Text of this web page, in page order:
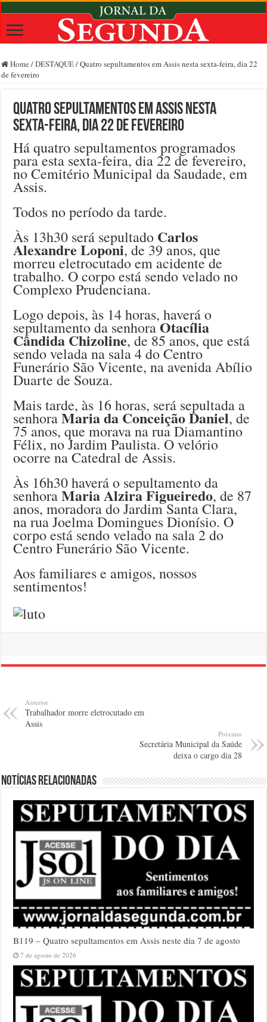
Home /DESTAQUE/Quatro sepultamentos em Assis nesta sexta-feira, dia 22
de fevereiro
Quatro sepultamentos em Assis nesta
sexta-feira, dia 22 de fevereiro
Há quatro sepultamentos programados
para esta sexta-feira, dia 22 de fevereiro,
no Cemitério Municipal da Saudade, em
Assis.
Todos no período da tarde.
Às 13h30 será sepultado Carlos
Alexandre Loponi, de 39 anos, que
morreu eletrocutado em acidente de
trabalho. O corpo está sendo velado no
Complexo Prudenciana.
Logo depois, às 14 horas, haverá o
sepultamento da senhoraOtacília
Cândida Chizoline, de 85 anos, que está
sendo velada na sala 4 do Centro
Funerário São Vicente, na avenida Abílio
Duarte de Souza.
Mais tarde, às 16 horas, será sepultada a
senhoraMaria da Conceição Daniel, de
75 anos, que morava na rua Diamantino
Félix, no Jardim Paulista. O velório
ocorre na Catedral de Assis.
Às 16h30 haverá o sepultamento da
senhoraMaria Alzira Figueiredo, de 87
anos, moradora do Jardim Santa Clara,
na rua Joelma Domingues Dionísio. O
corpo está sendo velado na sala 2 do
Centro Funerário São Vicente.
Aos familiares e amigos, nossos
sentimentos!
Anterior
Trabalhador morre eletrocutado em
Assis
Próximo
Secretária Municipal da Saúde
deixa o cargo dia 28
Notícias relacionadas
B119 – Quatro sepultamentos em Assis neste dia 7 de agosto
7 de agosto de 2026